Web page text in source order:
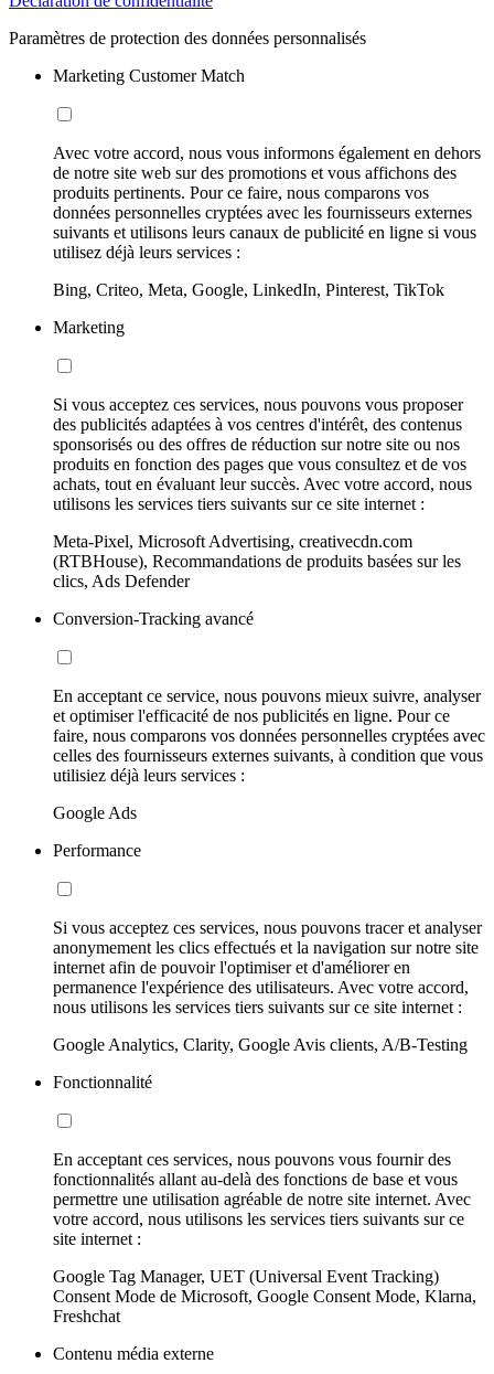
Paramètres de protection des données personnalisés
Marketing Customer Match
Avec votre accord, nous vous informons également en dehors
de notre site web sur des promotions et vous affichons des
produits pertinents. Pour ce faire, nous comparons vos
données personnelles cryptées avec les fournisseurs externes
suivants et utilisons leurs canaux de publicité en ligne si vous
utilisez déjà leurs services :
Bing, Criteo, Meta, Google, LinkedIn, Pinterest, TikTok
Marketing
Si vous acceptez ces services, nous pouvons vous proposer
des publicités adaptées à vos centres d'intérêt, des contenus
sponsorisés ou des offres de réduction sur notre site ou nos
produits en fonction des pages que vous consultez et de vos
achats, tout en évaluant leur succès. Avec votre accord, nous
utilisons les services tiers suivants sur ce site internet :
Meta-Pixel, Microsoft Advertising, creativecdn.com
(RTBHouse), Recommandations de produits basées sur les
clics, Ads Defender
Conversion-Tracking avancé
En acceptant ce service, nous pouvons mieux suivre, analyser
et optimiser l'efficacité de nos publicités en ligne. Pour ce
faire, nous comparons vos données personnelles cryptées avec
celles des fournisseurs externes suivants, à condition que vous
utilisiez déjà leurs services :
Google Ads
Performance
Si vous acceptez ces services, nous pouvons tracer et analyser
anonymement les clics effectués et la navigation sur notre site
internet afin de pouvoir l'optimiser et d'améliorer en
permanence l'expérience des utilisateurs. Avec votre accord,
nous utilisons les services tiers suivants sur ce site internet :
Google Analytics, Clarity, Google Avis clients, A/B-Testing
Fonctionnalité
En acceptant ces services, nous pouvons vous fournir des
fonctionnalités allant au-delà des fonctions de base et vous
permettre une utilisation agréable de notre site internet. Avec
votre accord, nous utilisons les services tiers suivants sur ce
site internet :
Google Tag Manager, UET (Universal Event Tracking)
Consent Mode de Microsoft, Google Consent Mode, Klarna,
Freshchat
Contenu média externe